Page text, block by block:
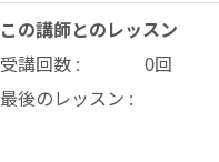
この講師とのレッスン
受講回数 :
0回
最後のレッスン :